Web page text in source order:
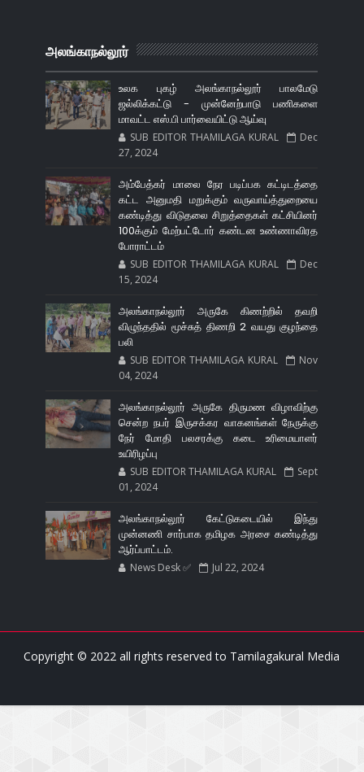
அலங்காநல்லூர்
உலக புகழ் அலங்காநல்லூர் பாலமேடு
ஜல்லிக்கட்டு - முன்னேற்பாடு பணிகளை
மாவட்ட எஸ்.பி பார்வையிட்டு ஆய்வு
SUB EDITOR THAMILAGA KURAL
Dec
27, 2024
அம்பேத்கர் மாலை நேர படிப்பக கட்டிடத்தை
கட்ட அனுமதி மறுக்கும் வருவாய்த்துறையை
கண்டித்து விடுதலை சிறுத்தைகள் கட்சியினர்
100க்கும் மேற்பட்டோர் கண்டன உண்ணாவிரத
போராட்டம்
SUB EDITOR THAMILAGA KURAL
Dec
15, 2024
அலங்காநல்லூர் அருகே கிணற்றில் தவறி
விழுந்ததில் மூச்சுத் திணறி 2 வயது குழந்தை
பலி
SUB EDITOR THAMILAGA KURAL
Nov
04, 2024
அலங்காநல்லூர் அருகே திருமண விழாவிற்கு
சென்ற நபர் இருசக்கர வாகனங்கள் நேருக்கு
நேர் மோதி பலசரக்கு கடை உரிமையாளர்
உயிரிழப்பு
SUB EDITOR THAMILAGA KURAL
Sept
01, 2024
அலங்காநல்லூர் கேட்டுகடையில் இந்து
முன்னணி சார்பாக தமிழக அரசை கண்டித்து
ஆர்ப்பாட்டம்.
News Desk ✅ Jul 22, 2024
Copyright © 2022 all rights reserved to Tamilagakural Media